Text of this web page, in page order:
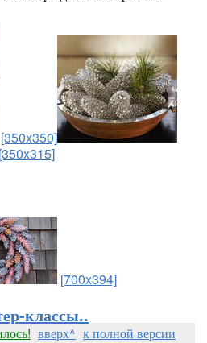
[350x350]
[350x315]
[700x394]
классы..
вверх^ к полной версии